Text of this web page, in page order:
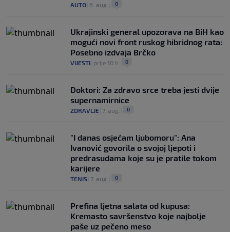
AUTO 6. aug. 0
Ukrajinski general upozorava na BiH kao
mogući novi front ruskog hibridnog rata:
Posebno izdvaja Brčko
VIJESTI prije 10 h 0
Doktori: Za zdravo srce treba jesti dvije
supernamirnice
ZDRAVLJE 7. aug. 0
"I danas osjećam ljubomoru": Ana
Ivanović govorila o svojoj ljepoti i
predrasudama koje su je pratile tokom
karijere
TENIS 7. aug. 0
Prefina ljetna salata od kupusa:
Kremasto savršenstvo koje najbolje
paše uz pečeno meso